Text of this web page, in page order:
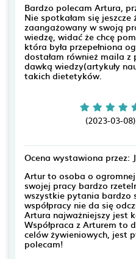
Bardzo polecam Artura,
Nie spotkałam się
zaangażowany w swoją
wiedzę, widać że chcę
która była przepełniona
dostałam również maila
dawką wiedzy(artykuły
takich dietetyków.
(2023-03-08)
Ocena wystawiona przez:
Artur to osoba o
swojej pracy bardzo
wszystkie pytania bardzo
współpracy nie da się
Artura najważniejszy jest
Współpraca z Arturem to
celów żywieniowych, jest
polecam!